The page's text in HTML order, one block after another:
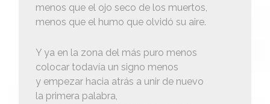
menos que el ojo seco de los muertos,
menos que el humo que olvidó su aire.
Y ya en la zona del más puro menos
colocar todavía un signo menos
y empezar hacia atrás a unir de nuevo
la primera palabra,